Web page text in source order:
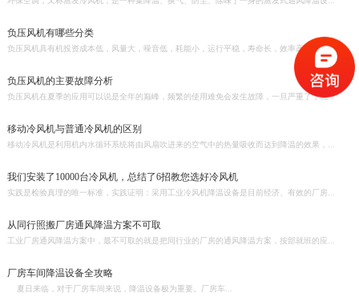
负压风机有哪些分类
负压风机具有机投资成本低，风量大，噪音低，耗能小，运行平稳，寿命长，效率高等特点...
负压风机的主要故障分析
负压风机在夏季的应用可以说是全年的巅峰，频繁的使用难免会发生故障，一旦严重了，就...
移动冷风机与普通冷风机的区别
移动冷风机是利用机内水循环系统将由风扇吹进来的空气中的热量吸收而达到降温的效果，...
我们安装了10000台冷风机，总结了6招教您选好冷风机
实践是检验真理的唯一标准，实践证明：采用工业冷风机降温设备是目前经济、有效的厂房...
从同行照搬厂房通风降温方案不可取
工业厂房通风降温方案中，最不可取的就是把同行业的厂房的通风降温方案，按部就班的应...
厂房车间降温设备全攻略
夏日来临，对于厂房车间来说，降温设备极为重要。厂房车...